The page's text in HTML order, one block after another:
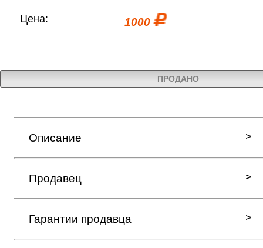
Цена: 1000
ПРОДАНО
Описание
Продавец
Гарантии продавца